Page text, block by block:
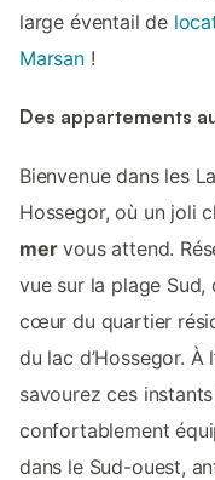
large éventail de
Marsan!
Des appartements
Bienvenue dans les
Hossegor, où un joli
mervous attend.
vue sur la plage
cœur du quartier
du lac d’Hossegor. À
savourez ces
confortablement
dans le Sud-ouest,